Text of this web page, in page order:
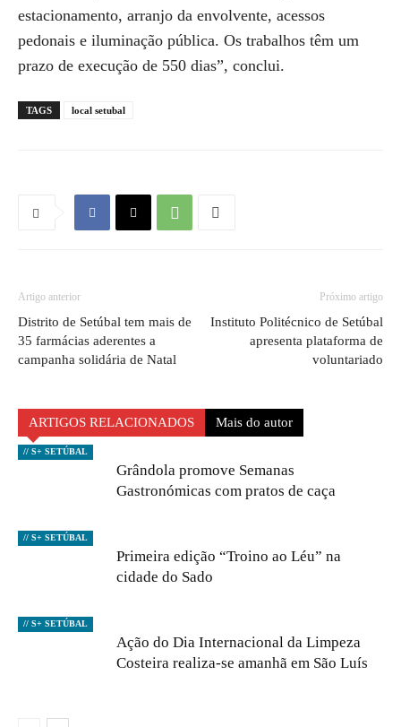
estacionamento, arranjo da envolvente, acessos
pedonais e iluminação pública. Os trabalhos têm um
prazo de execução de 550 dias”, conclui.
TAGS local setubal
Artigo anterior
Distrito de Setúbal tem mais de
35 farmácias aderentes a
campanha solidária de Natal
Próximo artigo
Instituto Politécnico de Setúbal
apresenta plataforma de
voluntariado
ARTIGOS RELACIONADOS Mais do autor
// S+ SETÚBAL
Grândola promove Semanas
Gastronómicas com pratos de caça
// S+ SETÚBAL
Primeira edição “Troino ao Léu” na
cidade do Sado
// S+ SETÚBAL
Ação do Dia Internacional da Limpeza
Costeira realiza-se amanhã em São Luís